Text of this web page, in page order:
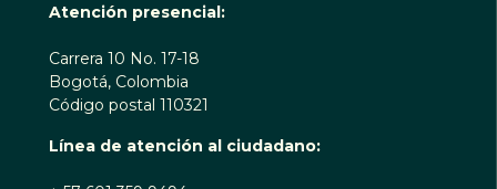
Atención presencial:
Carrera 10 No. 17-18
Bogotá, Colombia
Código postal 110321
Línea de atención al ciudadano: